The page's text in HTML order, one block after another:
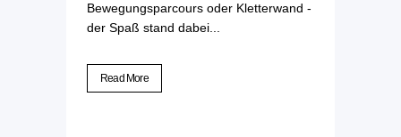
Bewegungsparcours oder Kletterwand -
der Spaß stand dabei...
Read More